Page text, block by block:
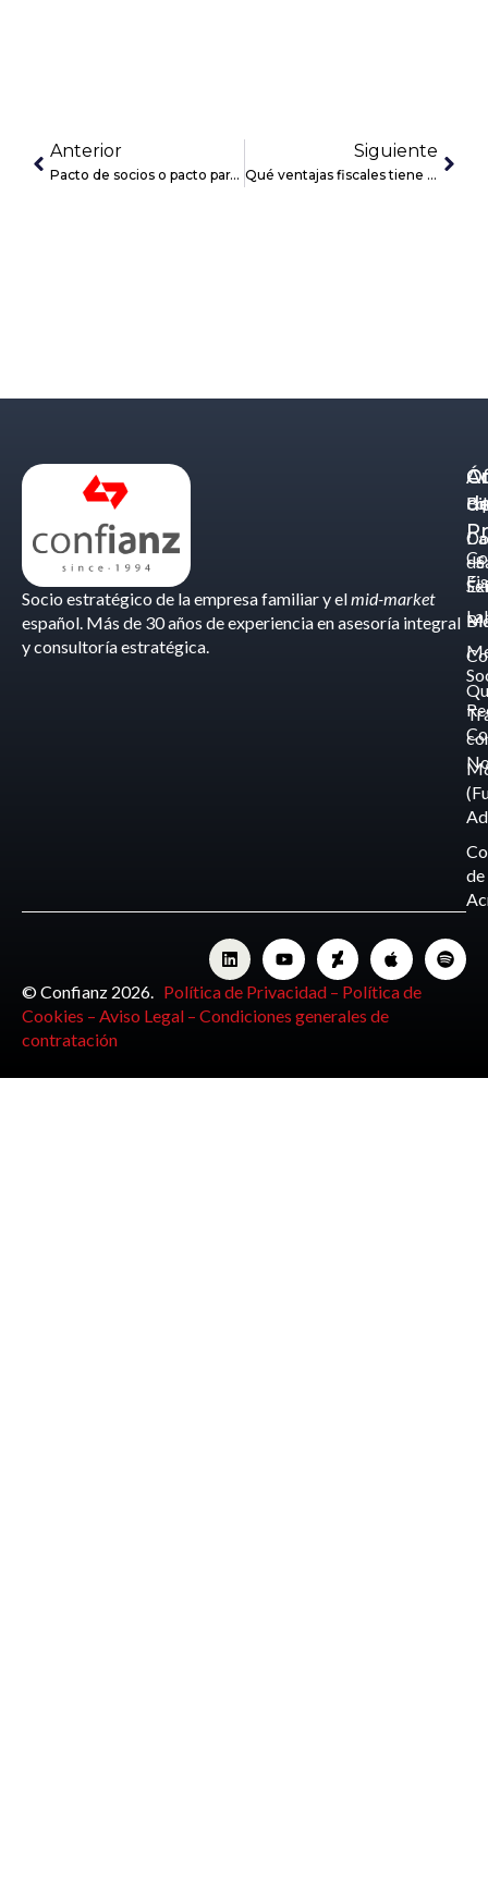
Anterior
Pacto de socios o pacto parasocial, más allá de los estatutos
Siguiente
Qué ventajas fiscales tiene constituir una fundación
Socio estratégico de la empresa familiar y elmid-market
español. Más de 30 años de experiencia en asesoría integral
y consultoría estratégica.
de
de
-
© Confianz 2026. Política de Privacidad – Política de
Cookies – Aviso Legal – Condiciones generales de
contratación